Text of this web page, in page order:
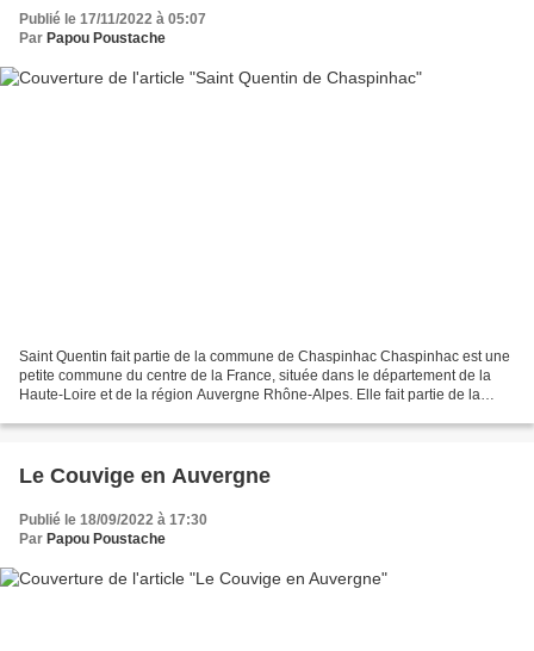
Publié le 17/11/2022 à 05:07
Par Papou Poustache
Saint Quentin fait partie de la commune de Chaspinhac Chaspinhac est une
petite commune du centre de la France, située dans le département de la
Haute-Loire et de la région Auvergne Rhône-Alpes. Elle fait partie de la
Le Couvige en Auvergne
Publié le 18/09/2022 à 17:30
Par Papou Poustache